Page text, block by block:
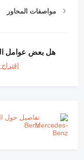
مواصفات المحاور
هل بعض عوامل
اقتراح
Benz